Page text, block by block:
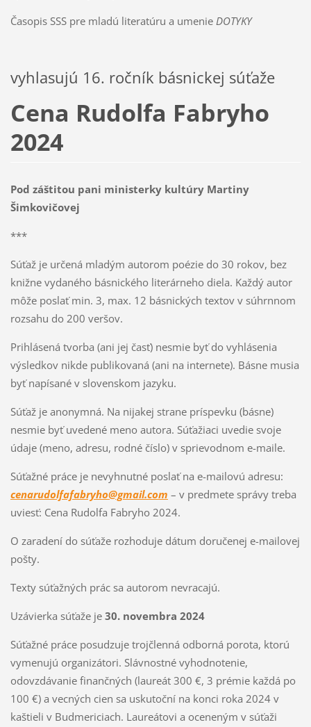
Časopis SSS pre mladú literatúru a umenie DOTYKY
vyhlasujú 16. ročník básnickej súťaže
Cena Rudolfa Fabryho
2024
Pod záštitou pani ministerky kultúry Martiny
Šimkovičovej
***
Súťaž je určená mladým autorom poézie do 30 rokov, bez
knižne vydaného básnického literárneho diela. Každý autor
môže poslať min. 3, max. 12 básnických textov v súhrnnom
rozsahu do 200 veršov.
Prihlásená tvorba (ani jej časť) nesmie byť do vyhlásenia
výsledkov nikde publikovaná (ani na internete). Básne musia
byť napísané v slovenskom jazyku.
Súťaž je anonymná. Na nijakej strane príspevku (básne)
nesmie byť uvedené meno autora. Súťažiaci uvedie svoje
údaje (meno, adresu, rodné číslo) v sprievodnom e-maile.
Súťažné práce je nevyhnutné poslať na e-mailovú adresu:
cenarudolfafabryho@gmail.com – v predmete správy treba
uviesť: Cena Rudolfa Fabryho 2024.
O zaradení do súťaže rozhoduje dátum doručenej e-mailovej
pošty.
Texty súťažných prác sa autorom nevracajú.
Uzávierka súťaže je 30. novembra 2024
Súťažné práce posudzuje trojčlenná odborná porota, ktorú
vymenujú organizátori. Slávnostné vyhodnotenie,
odovzdávanie finančných (laureát 300 €, 3 prémie každá po
100 €) a vecných cien sa uskutoční na konci roka 2024 v
kaštieli v Budmericiach. Laureátovi a oceneným v súťaži